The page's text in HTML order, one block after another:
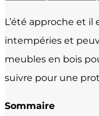
L’été approche et
intempéries et
meubles en bois
suivre pour une
Sommaire